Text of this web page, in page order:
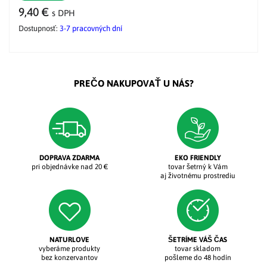
9,40 € s DPH
Dostupnosť: 3-7 pracovných dní
PREČO NAKUPOVAŤ U NÁS?
DOPRAVA ZDARMA
pri objednávke nad 20 €
EKO FRIENDLY
tovar šetrný k Vám
aj životnému prostrediu
NATURLOVE
vyberáme produkty
bez konzervantov
ŠETRÍME VÁŠ ČAS
tovar skladom
pošleme do 48 hodín